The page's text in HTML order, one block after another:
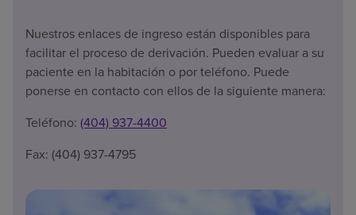
Nuestros enlaces de ingreso están disponibles para
facilitar el proceso de derivación. Pueden evaluar a su
paciente en la habitación o por teléfono. Puede
ponerse en contacto con ellos de la siguiente manera:
Teléfono: (404) 937-4400
Fax: (404) 937-4795